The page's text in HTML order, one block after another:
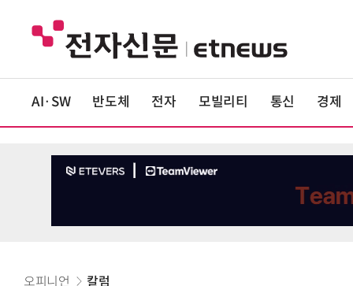
AI·SW 반도체 전자 모빌리티 통신 경제
오피니언 칼럼